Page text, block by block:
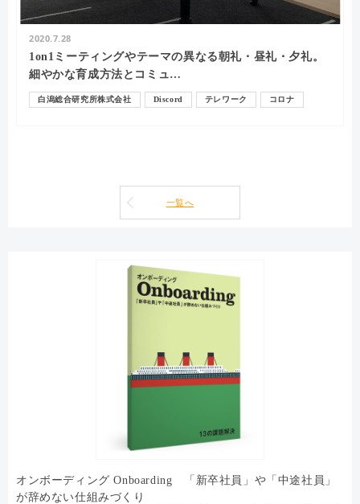
2020.7.28
1on1ミーティングやテーマの異なる朝礼・昼礼・夕礼。
細やかな育成方法とコミュ…
白潟総合研究所株式会社 Discord テレワーク コロナ
一覧へ
オンボーディング Onboarding 「新卒社員」や「中途社員」
が辞めない仕組みづくり